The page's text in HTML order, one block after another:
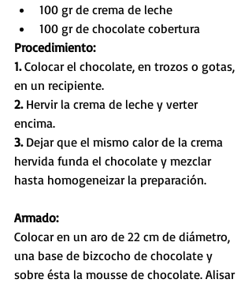
100 gr de crema de leche
100 gr de chocolate cobertura
Procedimiento:
1. Colocar el chocolate, en trozos o gotas,
en un recipiente.
2. Hervir la crema de leche y verter
encima.
3. Dejar que el mismo calor de la crema
hervida funda el chocolate y mezclar
hasta homogeneizar la preparación.
Armado:
Colocar en un aro de 22 cm de diámetro,
una base de bizcocho de chocolate y
sobre ésta la mousse de chocolate. Alisar